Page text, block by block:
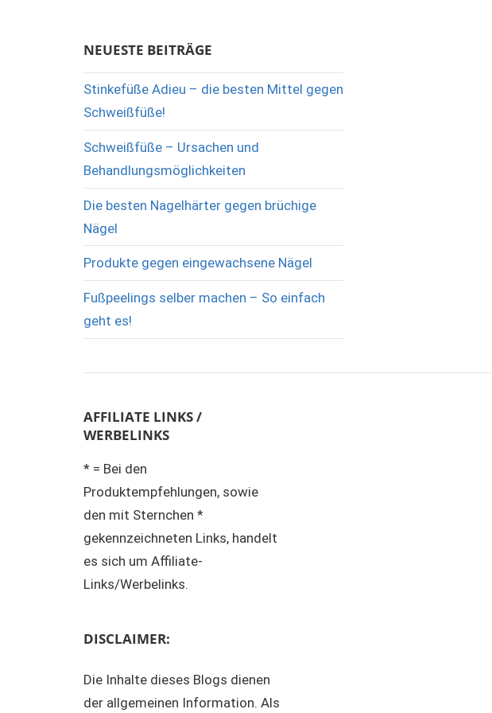
NEUESTE BEITRÄGE
Stinkefüße Adieu – die besten Mittel gegen
Schweißfüße!
Schweißfüße – Ursachen und
Behandlungsmöglichkeiten
Die besten Nagelhärter gegen brüchige
Nägel
Produkte gegen eingewachsene Nägel
Fußpeelings selber machen – So einfach
geht es!
AFFILIATE LINKS /
WERBELINKS
* = Bei den
Produktempfehlungen, sowie
den mit Sternchen *
gekennzeichneten Links, handelt
es sich um Affiliate-
Links/Werbelinks.
DISCLAIMER:
Die Inhalte dieses Blogs dienen
der allgemeinen Information. Als